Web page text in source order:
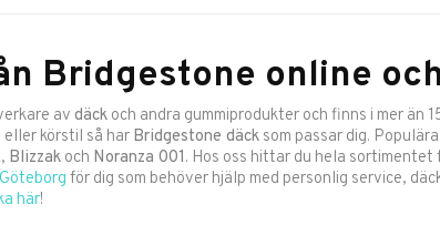
Bridgestone online
av däck och andra gummiprodukter och finns i mer än
eller körstil så har Bridgestone däck som passar dig.
, Blizzak och Noranza 001. Hos oss hittar du hela sortimentet
för dig som behöver hjälp med personlig service,
här!